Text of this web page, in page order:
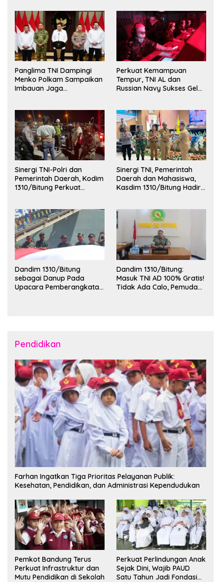
Panglima TNI Dampingi
Menko Polkam Sampaikan
Imbauan Jaga
Perkuat Kemampuan
Tempur, TNI AL dan
Russian Navy Sukses Gelar
Sinergi TNI-Polri dan
Pemerintah Daerah, Kodim
1310/Bitung Perkuat
Sinergi TNI, Pemerintah
Daerah dan Mahasiswa,
Kasdim 1310/Bitung Hadiri
Kota Bitung
Dandim 1310/Bitung
sebagai Danup Pada
Upacara Pemberangkatan
Dandim 1310/Bitung:
Masuk TNI AD 100% Gratis!
Tidak Ada Calo, Pemuda
Pendidikan
Farhan Ingatkan Tiga Prioritas Pelayanan Publik:
Kesehatan, Pendidikan, dan Administrasi Kependudukan
Pemkot Bandung Terus
Perkuat Infrastruktur dan
Mutu Pendidikan di Sekolah
Perkuat Perlindungan Anak
Sejak Dini, Wajib PAUD
Satu Tahun Jadi Fondasi